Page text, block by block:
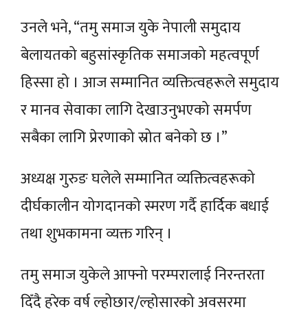
उनले भने, “तमु समाज युके नेपाली समुदाय
बेलायतको बहुसांस्कृतिक समाजको महत्वपूर्ण
हिस्सा हो । आज सम्मानित व्यक्तित्वहरूले समुदाय
र मानव सेवाका लागि देखाउनुभएको समर्पण
सबैका लागि प्रेरणाको स्रोत बनेको छ ।”
अध्यक्ष गुरुङ घलेले सम्मानित व्यक्तित्वहरूको
दीर्घकालीन योगदानको स्मरण गर्दै हार्दिक बधाई
तथा शुभकामना व्यक्त गरिन् ।
तमु समाज युकेले आफ्नो परम्परालाई निरन्तरता
दिँदै हरेक वर्ष ल्होछार/ल्होसारको अवसरमा